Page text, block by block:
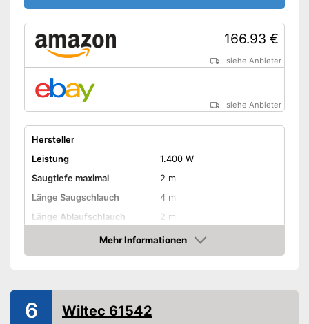
166.93 €
siehe Anbieter
siehe Anbieter
Hersteller
Leistung
1.400 W
Saugtiefe maximal
2 m
Länge Saugschlauch
4 m
Länge Ablaufschlauch
2 m
35 l
Länge Kabel
4 m
Mehr Informationen
Amazon
6 Wiltec 61542